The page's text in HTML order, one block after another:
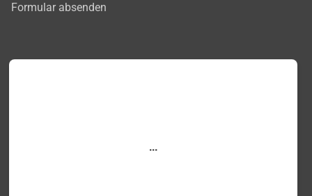
Formular absenden